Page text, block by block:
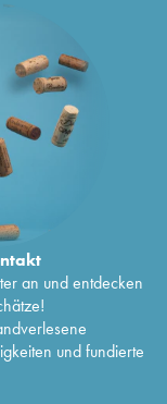
an und entdecken
und fundierte